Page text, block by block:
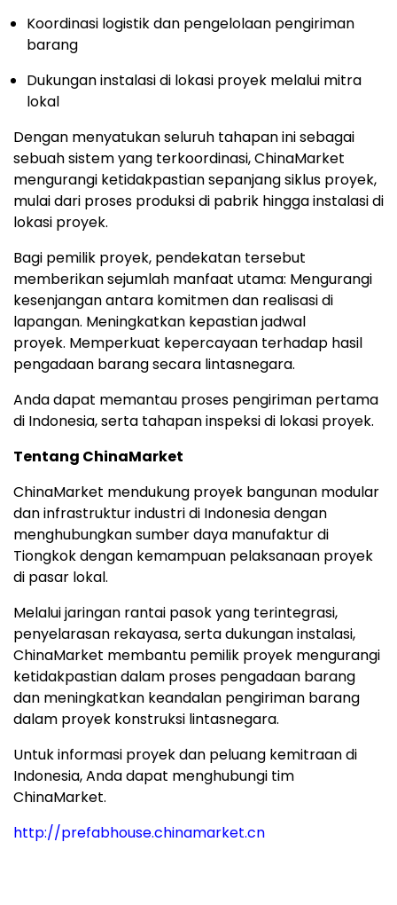
Koordinasi logistik dan pengelolaan pengiriman
barang
Dukungan instalasi di lokasi proyek melalui mitra
lokal
Dengan menyatukan seluruh tahapan ini sebagai
sebuah sistem yang terkoordinasi, ChinaMarket
mengurangi ketidakpastian sepanjang siklus proyek,
mulai dari proses produksi di pabrik hingga instalasi di
lokasi proyek.
Bagi pemilik proyek, pendekatan tersebut
memberikan sejumlah manfaat utama: Mengurangi
kesenjangan antara komitmen dan realisasi di
lapangan. Meningkatkan kepastian jadwal
proyek. Memperkuat kepercayaan terhadap hasil
pengadaan barang secara lintasnegara.
Anda dapat memantau proses pengiriman pertama
di Indonesia, serta tahapan inspeksi di lokasi proyek.
Tentang ChinaMarket
ChinaMarket mendukung proyek bangunan modular
dan infrastruktur industri di Indonesia dengan
menghubungkan sumber daya manufaktur di
Tiongkok dengan kemampuan pelaksanaan proyek
di pasar lokal.
Melalui jaringan rantai pasok yang terintegrasi,
penyelarasan rekayasa, serta dukungan instalasi,
ChinaMarket membantu pemilik proyek mengurangi
ketidakpastian dalam proses pengadaan barang
dan meningkatkan keandalan pengiriman barang
dalam proyek konstruksi lintasnegara.
Untuk informasi proyek dan peluang kemitraan di
Indonesia, Anda dapat menghubungi tim
ChinaMarket.
http://prefabhouse.chinamarket.cn